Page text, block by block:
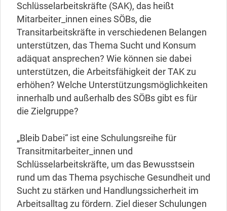
Schlüsselarbeitskräfte (SAK), das heißt
Mitarbeiter_innen eines SÖBs, die
Transitarbeitskräfte in verschiedenen Belangen
unterstützen, das Thema Sucht und Konsum
adäquat ansprechen? Wie können sie dabei
unterstützen, die Arbeitsfähigkeit der TAK zu
erhöhen? Welche Unterstützungsmöglichkeiten
innerhalb und außerhalb des SÖBs gibt es für
die Zielgruppe?
„Bleib Dabei“ ist eine Schulungsreihe für
Transitmitarbeiter_innen und
Schlüsselarbeitskräfte, um das Bewusstsein
rund um das Thema psychische Gesundheit und
Sucht zu stärken und Handlungssicherheit im
Arbeitsalltag zu fördern. Ziel dieser Schulungen